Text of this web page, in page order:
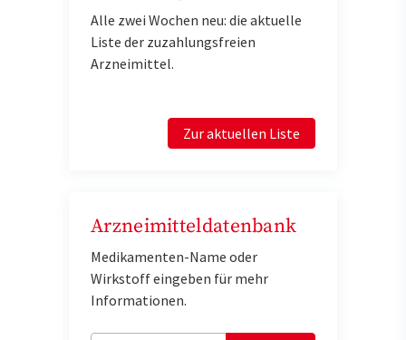
Alle zwei Wochen neu: die aktuelle
Liste der zuzahlungsfreien
Arzneimittel.
Zur aktuellen Liste
Arzneimitteldatenbank
Medikamenten-Name oder
Wirkstoff eingeben für mehr
Informationen.